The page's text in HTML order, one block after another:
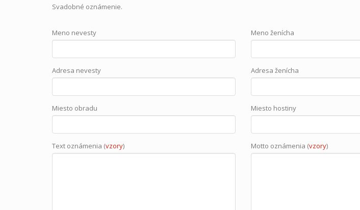
Svadobné oznámenie.
Meno nevesty
Adresa nevesty
Miesto obradu
Text oznámenia (vzory)
Meno ženícha
Adresa ženícha
Miesto hostiny
Motto oznámenia (vzory)